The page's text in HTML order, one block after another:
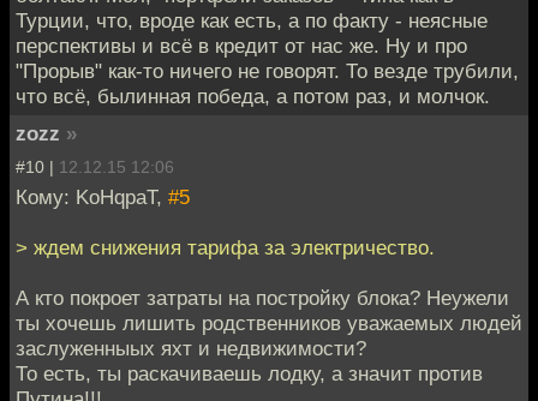
Турции, что, вроде как есть, а по факту - неясные
перспективы и всё в кредит от нас же. Ну и про
"Прорыв" как-то ничего не говорят. То везде трубили,
что всё, былинная победа, а потом раз, и молчок.
zozz »
#10 | 12.12.15 12:06
Кому: KoHqpaT, #5
> ждем снижения тарифа за электричество.
А кто покроет затраты на постройку блока? Неужели
ты хочешь лишить родственников уважаемых людей
заслуженныых яхт и недвижимости?
То есть, ты раскачиваешь лодку, а значит против